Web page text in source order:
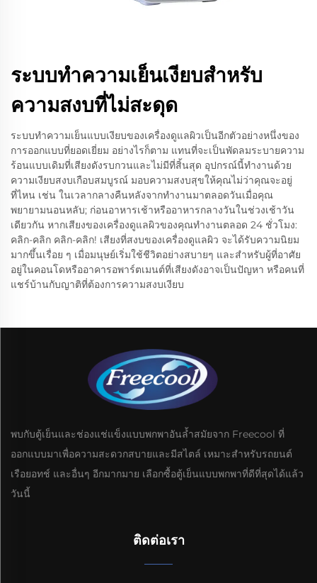
ระบบทำความเย็นเงียบสำหรับ
ความสงบที่ไม่สะดุด
ระบบทำความเย็นแบบเงียบของเครื่องดูแลผิวเป็นอีกตัวอย่างหนึ่งของ
การออกแบบที่ยอดเยี่ยม อย่างไรก็ตาม แทนที่จะเป็นพัดลมระบายความ
ร้อนแบบเดิมที่เสียงดังรบกวนและไม่มีที่สิ้นสุด อุปกรณ์นี้ทำงานด้วย
ความเงียบสงบเกือบสมบูรณ์ มอบความสงบสุขให้คุณไม่ว่าคุณจะอยู่
ที่ไหน เช่น ในเวลากลางคืนหลังจากทำงานมาตลอดวันเมื่อคุณ
พยายามนอนหลับ; ก่อนอาหารเช้าหรืออาหารกลางวันในช่วงเช้าวัน
เดียวกัน หากเสียงของเครื่องดูแลผิวของคุณทำงานตลอด 24 ชั่วโมง:
คลิก-คลิก คลิก-คลิก! เสียงที่สงบของเครื่องดูแลผิว จะได้รับความนิยม
มากขึ้นเรื่อย ๆ เมื่อมนุษย์เริ่มใช้ชีวิตอย่างสบายๆ และสำหรับผู้ที่อาศัย
อยู่ในคอนโดหรืออาคารอพาร์ตเมนต์ที่เสียงดังอาจเป็นปัญหา หรือคนที่
แชร์บ้านกับญาติที่ต้องการความสงบเงียบ
พบกับตู้เย็นและช่องแช่แข็งแบบพกพาอันล้ำสมัยจาก Freecool ที่
ออกแบบมาเพื่อความสะดวกสบายและมีสไตล์ เหมาะสำหรับรถยนต์
เรือยอทช์ และอื่นๆ อีกมากมาย เลือกซื้อตู้เย็นแบบพกพาที่ดีที่สุดได้แล้ว
วันนี้
ติดต่อเรา